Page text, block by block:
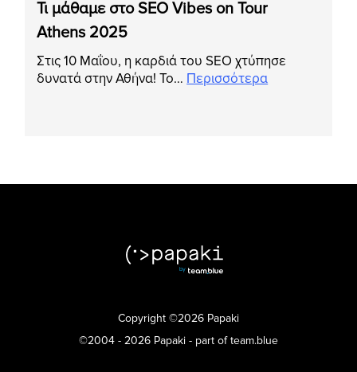
Τι μάθαμε στο SEO Vibes on Tour
Athens 2025
Στις 10 Μαΐου, η καρδιά του SEO χτύπησε
δυνατά στην Αθήνα! Το… Περισσότερα
Copyright ©2026 Papaki
©2004 - 2026 Papaki - part of team.blue